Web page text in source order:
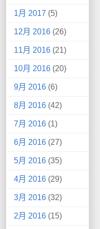
1月 2017 (5)
12月 2016 (26)
11月 2016 (21)
10月 2016 (20)
9月 2016 (6)
8月 2016 (42)
7月 2016 (1)
6月 2016 (27)
5月 2016 (35)
4月 2016 (29)
3月 2016 (32)
2月 2016 (15)